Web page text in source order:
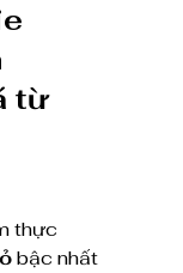
từ
thực
bậc nhất